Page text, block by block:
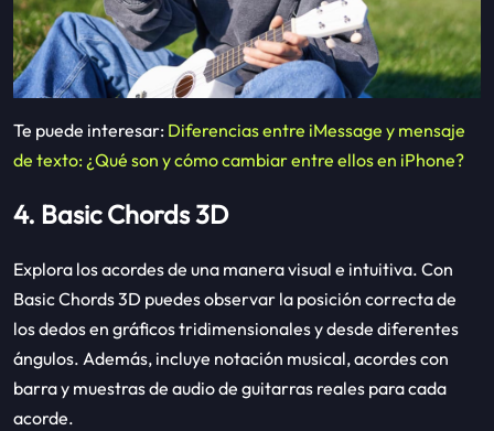
Te puede interesar: Diferencias entre iMessage y mensaje
de texto: ¿Qué son y cómo cambiar entre ellos en iPhone?
4. Basic Chords 3D
Explora los acordes de una manera visual e intuitiva. Con
Basic Chords 3D puedes observar la posición correcta de
los dedos en gráficos tridimensionales y desde diferentes
ángulos. Además, incluye notación musical, acordes con
barra y muestras de audio de guitarras reales para cada
acorde.